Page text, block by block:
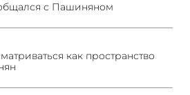
с Пашиняном
как пространство